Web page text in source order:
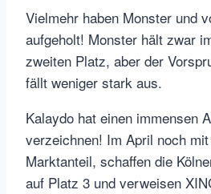
Vielmehr haben Monster und
aufgeholt! Monster hält zwar
zweiten Platz, aber der
fällt weniger stark aus.
Kalaydo hat einen immensen
verzeichnen! Im April noch
Marktanteil, schaffen die
auf Platz 3 und verweisen